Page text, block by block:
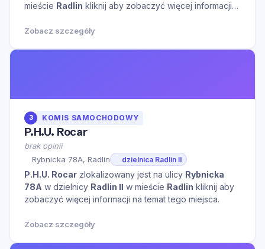
mieście Radlin kliknij aby zobaczyć więcej informacji
Zobacz szczegóły
3 KOMIS SAMOCHODOWY
P.H.U. Rocar
brak opinii
Rybnicka 78A, Radlin
dzielnica Radlin Ⅱ
P.H.U. Rocar zlokalizowany jest na ulicy Rybnicka
78A w dzielnicy Radlin Ⅱ w mieście Radlin kliknij aby
zobaczyć więcej informacji na temat tego miejsca.
Zobacz szczegóły